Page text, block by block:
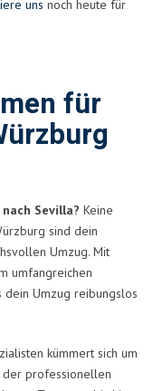
uns noch heute für
für
Sevilla? Keine
sind dein
Umzug. Mit
umfangreichen
dein Umzug reibungslos
kümmert sich um
der professionellen